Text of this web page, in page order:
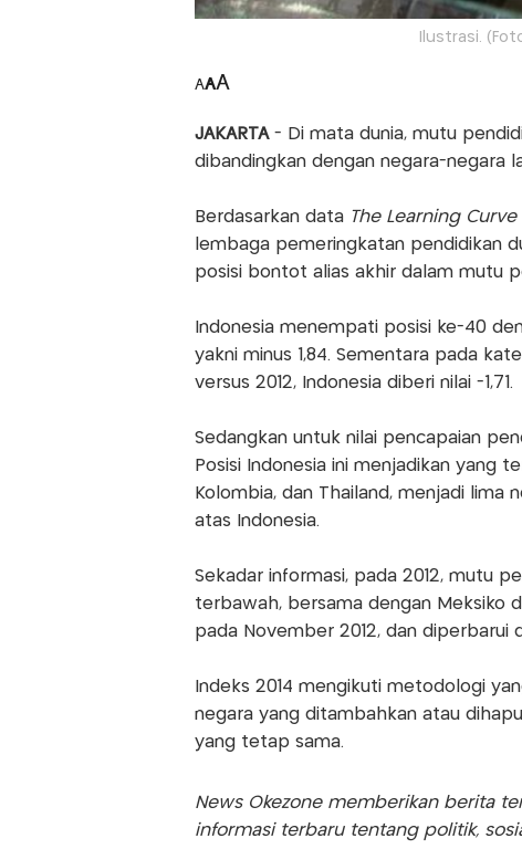
Ilustrasi.
AAA
JAKARTA - Di mata dunia, mutu
dibandingkan dengan negara-negara
Berdasarkan data The Learning Curve
lembaga pemeringkatan pendidikan
posisi bontot alias akhir dalam mutu
Indonesia menempati posisi ke-40
yakni minus 1,84. Sementara pada
versus 2012, Indonesia diberi nilai -1,71.
Sedangkan untuk nilai pencapaian
Posisi Indonesia ini menjadikan yang
Kolombia, dan Thailand, menjadi
atas Indonesia.
Sekadar informasi, pada 2012, mutu
terbawah, bersama dengan Meksiko
pada November 2012, dan diperbarui
Indeks 2014 mengikuti metodologi
negara yang ditambahkan atau
yang tetap sama.
News Okezone memberikan berita
informasi terbaru tentang politik,